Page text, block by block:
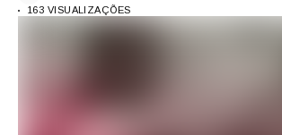
163 VISUALIZAÇÕES